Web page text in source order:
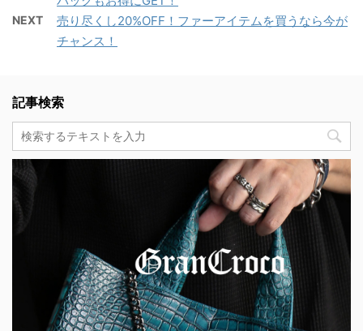
NEXT
売り尽くし20%OFF！ファーアイテムを買うなら今が
チャンス！
記事検索